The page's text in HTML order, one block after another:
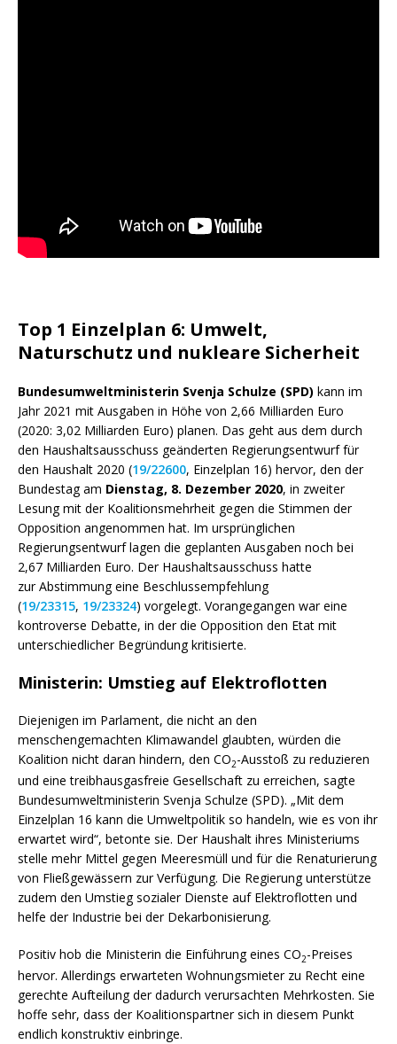
Top 1 Einzelplan 6: Umwelt,
Naturschutz und nukleare Sicherheit
Bundesumweltministerin Svenja Schulze (SPD) kann im
Jahr 2021 mit Ausgaben in Höhe von 2,66 Milliarden Euro
(2020: 3,02 Milliarden Euro) planen. Das geht aus dem durch
den Haushaltsausschuss geänderten Regierungsentwurf für
den Haushalt 2020 (19/22600, Einzelplan 16) hervor, den der
Bundestag am Dienstag, 8. Dezember 2020, in zweiter
Lesung mit der Koalitionsmehrheit gegen die Stimmen der
Opposition angenommen hat. Im ursprünglichen
Regierungsentwurf lagen die geplanten Ausgaben noch bei
2,67 Milliarden Euro. Der Haushaltsausschuss hatte
zur Abstimmung eine Beschlussempfehlung
(19/23315, 19/23324) vorgelegt. Vorangegangen war eine
kontroverse Debatte, in der die Opposition den Etat mit
unterschiedlicher Begründung kritisierte.
Ministerin: Umstieg auf Elektroflotten
Diejenigen im Parlament, die nicht an den
menschengemachten Klimawandel glaubten, würden die
Koalition nicht daran hindern, den CO2-Ausstoß zu reduzieren
und eine treibhausgasfreie Gesellschaft zu erreichen, sagte
Bundesumweltministerin Svenja Schulze (SPD). „Mit dem
Einzelplan 16 kann die Umweltpolitik so handeln, wie es von ihr
erwartet wird“, betonte sie. Der Haushalt ihres Ministeriums
stelle mehr Mittel gegen Meeresmüll und für die Renaturierung
von Fließgewässern zur Verfügung. Die Regierung unterstütze
zudem den Umstieg sozialer Dienste auf Elektroflotten und
helfe der Industrie bei der Dekarbonisierung.
Positiv hob die Ministerin die Einführung eines CO2-Preises
hervor. Allerdings erwarteten Wohnungsmieter zu Recht eine
gerechte Aufteilung der dadurch verursachten Mehrkosten. Sie
hoffe sehr, dass der Koalitionspartner sich in diesem Punkt
endlich konstruktiv einbringe.